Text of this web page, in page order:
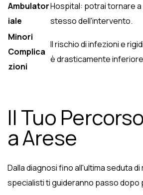
Ambulator
iale
Hospital: potrai tornare a
stesso dell'intervento.
Minori
Complica
zioni
Il rischio di infezioni e
è drasticamente
Il Tuo
a Arese
Dalla diagnosi fino all'ultima seduta
specialisti ti guideranno passo dopo